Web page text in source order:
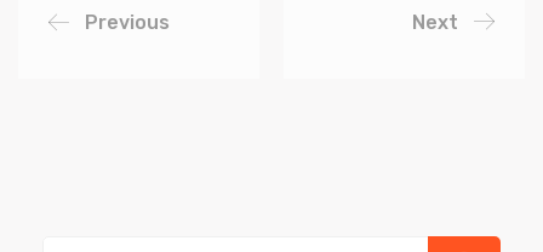
Previous Next